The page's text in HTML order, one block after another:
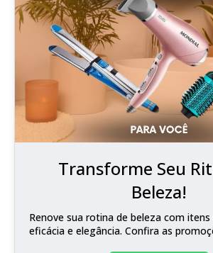
Transforme Seu
Beleza!
Renove sua rotina de beleza com
eficácia e elegância. Confira as